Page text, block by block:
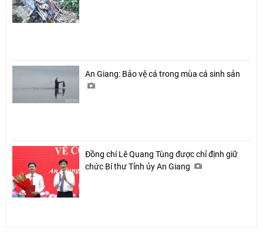
An Giang: Bảo vệ cá trong mùa cá sinh sản
Đồng chí Lê Quang Tùng được chỉ định giữ
chức Bí thư Tỉnh ủy An Giang